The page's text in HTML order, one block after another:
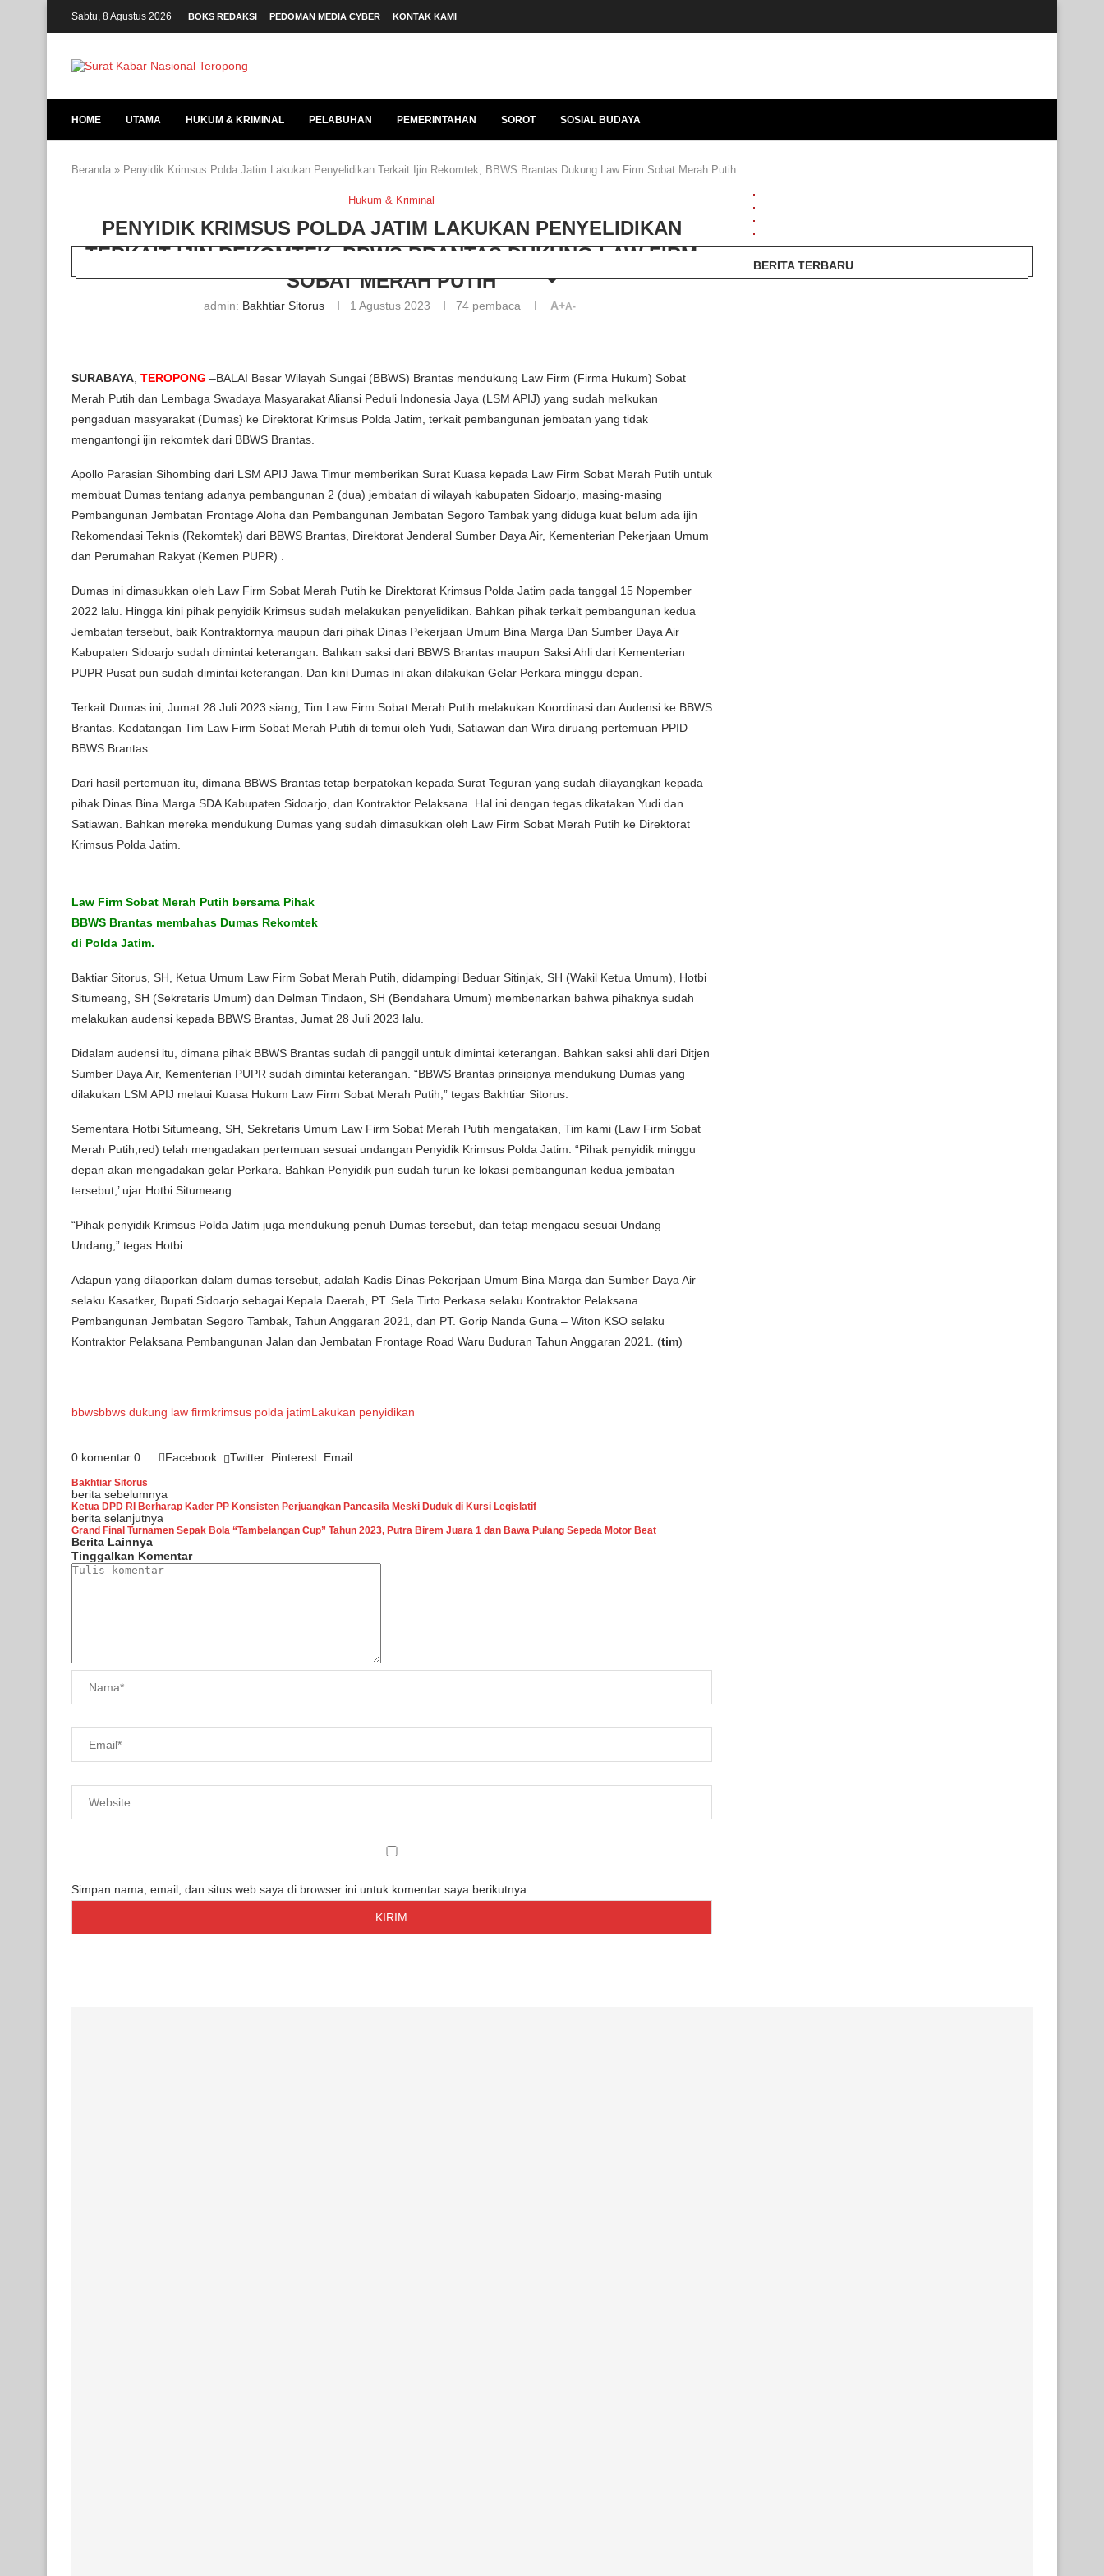
Sabtu, 8 Agustus 2026 BOKS REDAKSI PEDOMAN MEDIA CYBER KONTAK KAMI
HOME UTAMA HUKUM & KRIMINAL PELABUHAN PEMERINTAHAN SOROT SOSIAL BUDAYA
Beranda » Penyidik Krimsus Polda Jatim Lakukan Penyelidikan Terkait Ijin Rekomtek, BBWS Brantas Dukung Law Firm Sobat Merah Putih
Hukum & Kriminal
PENYIDIK KRIMSUS POLDA JATIM LAKUKAN PENYELIDIKAN
TERKAIT IJIN REKOMTEK, BBWS BRANTAS DUKUNG LAW FIRM
SOBAT MERAH PUTIH
admin: Bakhtiar Sitorus 1 Agustus 2023 74pembaca A+A-
SURABAYA TEROPONG –BALAI Besar Wilayah Sungai (BBWS) Brantas mendukung Law Firm (Firma Hukum) Sobat
Merah Putih dan Lembaga Swadaya Masyarakat Aliansi Peduli Indonesia Jaya (LSM APIJ) yang sudah melkukan
pengaduan masyarakat (Dumas) ke Direktorat Krimsus Polda Jatim, terkait pembangunan jembatan yang tidak
mengantongi ijin rekomtek dari BBWS Brantas.
Apollo Parasian Sihombing dari LSM APIJ Jawa Timur memberikan Surat Kuasa kepada Law Firm Sobat Merah Putih untuk
membuat Dumas tentang adanya pembangunan 2 (dua) jembatan di wilayah kabupaten Sidoarjo, masing-masing
Pembangunan Jembatan Frontage Aloha dan Pembangunan Jembatan Segoro Tambak yang diduga kuat belum ada ijin
Rekomendasi Teknis (Rekomtek) dari BBWS Brantas, Direktorat Jenderal Sumber Daya Air, Kementerian Pekerjaan Umum
dan Perumahan Rakyat (Kemen PUPR) .
Dumas ini dimasukkan oleh Law Firm Sobat Merah Putih ke Direktorat Krimsus Polda Jatim pada tanggal 15 Nopember
2022 lalu. Hingga kini pihak penyidik Krimsus sudah melakukan penyelidikan. Bahkan pihak terkait pembangunan kedua
Jembatan tersebut, baik Kontraktornya maupun dari pihak Dinas Pekerjaan Umum Bina Marga Dan Sumber Daya Air
Kabupaten Sidoarjo sudah dimintai keterangan. Bahkan saksi dari BBWS Brantas maupun Saksi Ahli dari Kementerian
PUPR Pusat pun sudah dimintai keterangan. Dan kini Dumas ini akan dilakukan Gelar Perkara minggu depan.
Terkait Dumas ini, Jumat 28 Juli 2023 siang, Tim Law Firm Sobat Merah Putih melakukan Koordinasi dan Audensi ke BBWS
Brantas. Kedatangan Tim Law Firm Sobat Merah Putih di temui oleh Yudi, Satiawan dan Wira diruang pertemuan PPID
BBWS Brantas.
Dari hasil pertemuan itu, dimana BBWS Brantas tetap berpatokan kepada Surat Teguran yang sudah dilayangkan kepada
pihak Dinas Bina Marga SDA Kabupaten Sidoarjo, dan Kontraktor Pelaksana. Hal ini dengan tegas dikatakan Yudi dan
Satiawan. Bahkan mereka mendukung Dumas yang sudah dimasukkan oleh Law Firm Sobat Merah Putih ke Direktorat
Krimsus Polda Jatim.
Law Firm Sobat Merah Putih bersama Pihak
BBWS Brantas membahas Dumas Rekomtek
di Polda Jatim.
Baktiar Sitorus, SH, Ketua Umum Law Firm Sobat Merah Putih, didampingi Beduar Sitinjak, SH (Wakil Ketua Umum), Hotbi
Situmeang, SH (Sekretaris Umum) dan Delman Tindaon, SH (Bendahara Umum) membenarkan bahwa pihaknya sudah
melakukan audensi kepada BBWS Brantas, Jumat 28 Juli 2023 lalu.
Didalam audensi itu, dimana pihak BBWS Brantas sudah di panggil untuk dimintai keterangan. Bahkan saksi ahli dari Ditjen
Sumber Daya Air, Kementerian PUPR sudah dimintai keterangan. “BBWS Brantas prinsipnya mendukung Dumas yang
dilakukan LSM APIJ melaui Kuasa Hukum Law Firm Sobat Merah Putih,” tegas Bakhtiar Sitorus.
Sementara Hotbi Situmeang, SH, Sekretaris Umum Law Firm Sobat Merah Putih mengatakan, Tim kami (Law Firm Sobat
Merah Putih,red) telah mengadakan pertemuan sesuai undangan Penyidik Krimsus Polda Jatim. “Pihak penyidik minggu
depan akan mengadakan gelar Perkara. Bahkan Penyidik pun sudah turun ke lokasi pembangunan kedua jembatan
tersebut,’ ujar Hotbi Situmeang.
“Pihak penyidik Krimsus Polda Jatim juga mendukung penuh Dumas tersebut, dan tetap mengacu sesuai Undang
Undang,” tegas Hotbi.
Adapun yang dilaporkan dalam dumas tersebut, adalah Kadis Dinas Pekerjaan Umum Bina Marga dan Sumber Daya Air
selaku Kasatker, Bupati Sidoarjo sebagai Kepala Daerah, PT. Sela Tirto Perkasa selaku Kontraktor Pelaksana
Pembangunan Jembatan Segoro Tambak, Tahun Anggaran 2021, dan PT. Gorip Nanda Guna – Witon KSO selaku
Kontraktor Pelaksana Pembangunan Jalan dan Jembatan Frontage Road Waru Buduran Tahun Anggaran 2021. (tim)
bbwsbbws dukung law firmkrimsus polda jatimLakukan penyidikan
0 komentar 0 Facebook Twitter Pinterest Email
Bakhtiar Sitorus
berita sebelumnya
Ketua DPD RI Berharap Kader PP Konsisten Perjuangkan Pancasila Meski Duduk di Kursi Legislatif
berita selanjutnya
Grand Final Turnamen Sepak Bola “Tambelangan Cup” Tahun 2023, Putra Birem Juara 1 dan Bawa Pulang Sepeda Motor Beat
Berita Lainnya
Tinggalkan Komentar
Simpan nama, email, dan situs web saya di browser ini untuk komentar saya berikutnya.
BERITA TERBARU